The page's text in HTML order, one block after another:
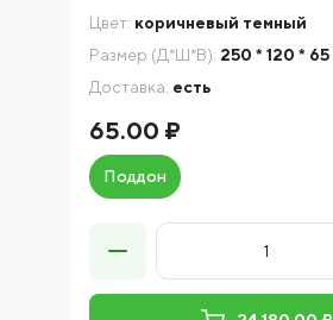
Цвет: коричневый темный
Размер (Д*Ш*В): 250 * 120 * 65
Доставка: есть
65.00 ₽
Поддон